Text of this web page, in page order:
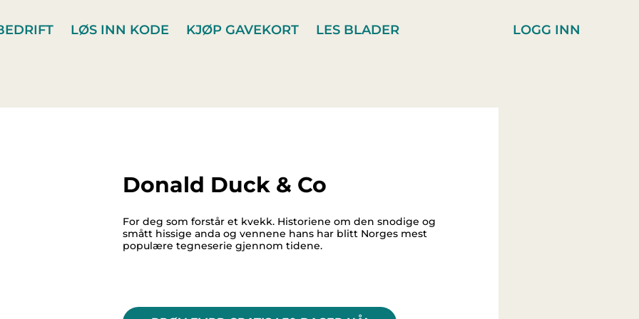
LØS INN KODE KJØP GAVEKORT LES BLADER LOGG INN
Donald Duck & Co
For deg som forstår et kvekk. Historiene om den snodige og
smått hissige anda og vennene hans har blitt Norges mest
populære tegneserie gjennom tidene.